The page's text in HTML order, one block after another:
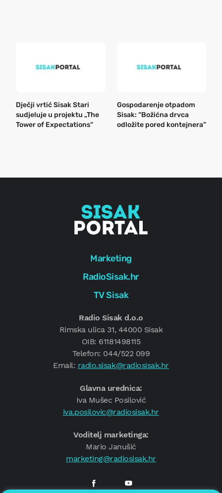
Dječji vrtić Sisak Stari
sudjeluje u projektu „The
Tower of Expectations“
Gospodarenje otpadom
Sisak: “Božićna drvca
odložite pored kontejnera”
Marketing
RadioSisak.hr
TV Sisak
Radio Sisak d.o.o
Rimska ulica 31, 44000 Sisak
OIB: 61181498115
Telefon: 044/522 099
Email: radio.sisak@radiosisak.hr
Glavna urednica:
Iva Mušec Posilović
iva.posilovic@radiosisak.hr
Voditelj marketinga:
Mario Janušić
marketing@radiosisak.hr